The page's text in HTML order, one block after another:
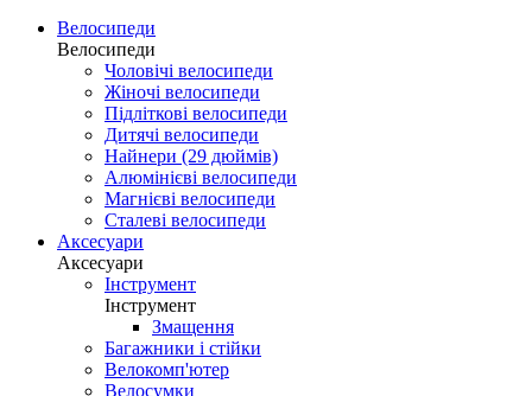
Велосипеди
Велосипеди
Чоловічі велосипеди
Жіночі велосипеди
Підліткові велосипеди
Дитячі велосипеди
Найнери (29 дюймів)
Алюмінієві велосипеди
Магнієві велосипеди
Сталеві велосипеди
Аксесуари
Аксесуари
Інструмент
Інструмент
Змащення
Багажники і стійки
Велокомп'ютер
Велосумки